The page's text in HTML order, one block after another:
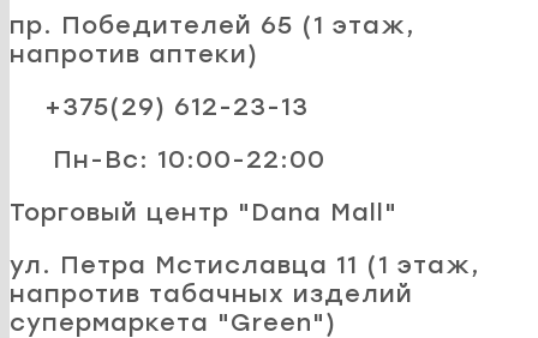
пр. Победителей 65 (1 этаж,
напротив аптеки)
+375(29) 612-23-13
Пн-Вс: 10:00-22:00
Торговый центр "Dana Mall"
ул. Петра Мстиславца 11 (1 этаж,
напротив табачных изделий
супермаркета "Green")